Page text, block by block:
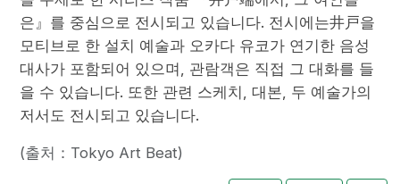
은』를 중심으로 전시되고 있습니다. 전시에는井戸을
모티브로 한 설치 예술과 오카다 유코가 연기한 음성
대사가 포함되어 있으며, 관람객은 직접 그 대화를 들
을 수 있습니다. 또한 관련 스케치, 대본, 두 예술가의
저서도 전시되고 있습니다.
(출처：Tokyo Art Beat)